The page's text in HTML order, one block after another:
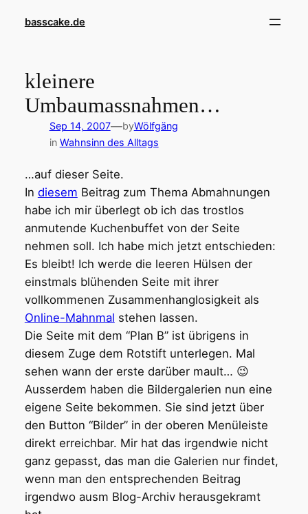
basscake.de
kleinere
Umbaumassnahmen…
Sep 14, 2007—byWölfgäng
in Wahnsinn des Alltags
…auf dieser Seite.
In diesem Beitrag zum Thema Abmahnungen
habe ich mir überlegt ob ich das trostlos
anmutende Kuchenbuffet von der Seite
nehmen soll. Ich habe mich jetzt entschieden:
Es bleibt! Ich werde die leeren Hülsen der
einstmals blühenden Seite mit ihrer
vollkommenen Zusammenhanglosigkeit als
Online-Mahnmal stehen lassen.
Die Seite mit dem “Plan B” ist übrigens in
diesem Zuge dem Rotstift unterlegen. Mal
sehen wann der erste darüber mault… 😉
Ausserdem haben die Bildergalerien nun eine
eigene Seite bekommen. Sie sind jetzt über
den Button “Bilder” in der oberen Menüleiste
direkt erreichbar. Mir hat das irgendwie nicht
ganz gepasst, das man die Galerien nur findet,
wenn man den entsprechenden Beitrag
irgendwo ausm Blog-Archiv herausgekramt